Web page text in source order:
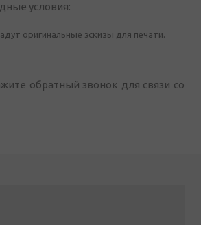
условия:
оригинальные эскизы для печати.
обратный звонок для связи со